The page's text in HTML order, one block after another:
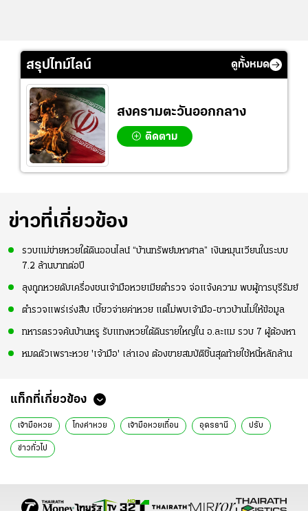
สรุปไทม์ไลน์ ดูทั้งหมด
สงครามตะวันออกกลาง
ติดตาม
ข่าวที่เกี่ยวข้อง
รวบแม่ข่ายหวยใต้ดินออนไลน์ “บ้านทรัพย์มหาศาล” เงินหมุนเวียนในระบบ
7.2 ล้านบาทต่อปี
ลุงถูกหวยดับเครื่องชนเจ้ามือหวยเมียตำรวจ จ่อแจ้งความ พบผู้การบุรีรัมย์
ตำรวจแพร่เร่งสืบ เบี้ยวจ่ายค่าหวย แต่ไม่พบเจ้ามือ-ชาวบ้านไม่ให้ข้อมูล
ทหารตรวจค้นบ้านหรู รับแทงหวยใต้ดินรายใหญ่ใน อ.ละแม รวบ 7 ผู้ต้องหา
หมดตัวเพราะหวย 'เจ้ามือ' เล่าเอง ต้องขายสมบัติชิ้นสุดท้ายใช้หนี้หลักล้าน
แท็กที่เกี่ยวข้อง
เจ้ามือหวย โกงค่าหวย เจ้ามือหวยเถื่อน อุดรธานี ปรับ
ข่าวทั่วไป